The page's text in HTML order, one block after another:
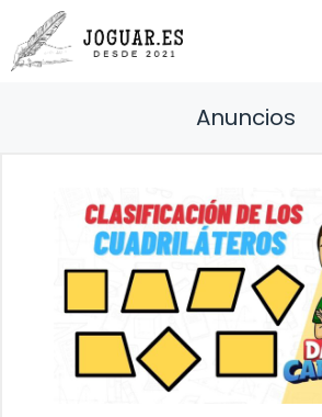
Saltar
al
contenido
Anuncios